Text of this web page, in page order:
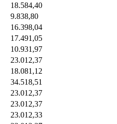
18.584,40
9.838,80
16.398,04
17.491,05
10.931,97
23.012,37
18.081,12
34.518,51
23.012,37
23.012,37
23.012,33